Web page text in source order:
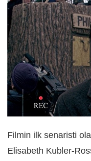
Filmin ilk senaristi
Elisabeth Kubler-